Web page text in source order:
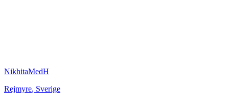
NikhitaMedH
Rejmyre, Sverige